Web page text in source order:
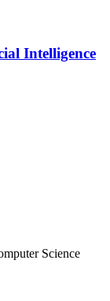
Intelligence
Science